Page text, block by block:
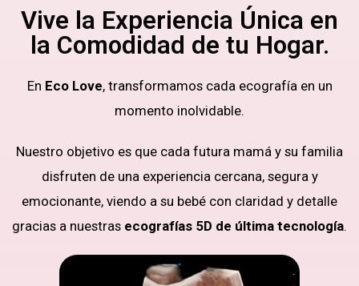
Vive la Experiencia Única en
la Comodidad de tu Hogar.
En Eco Love, transformamos cada ecografía en un
momento inolvidable.
Nuestro objetivo es que cada futura mamá y su familia
disfruten de una experiencia cercana, segura y
emocionante, viendo a su bebé con claridad y detalle
gracias a nuestras ecografías 5D de última tecnología.